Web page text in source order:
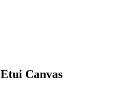
Etui Canvas